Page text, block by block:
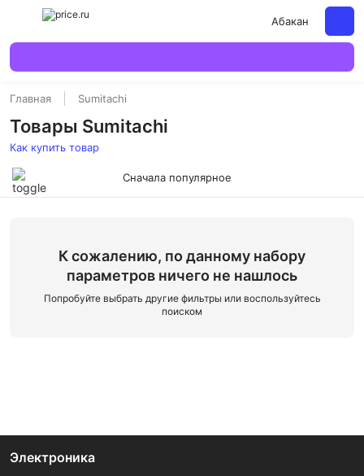
Абакан
Главная Sumitachi
Товары Sumitachi
Как купить товар
Сначала популярное
К сожалению, по данному набору
параметров ничего не нашлось
Попробуйте выбрать другие фильтры или воспользуйтесь
поиском
Электроника